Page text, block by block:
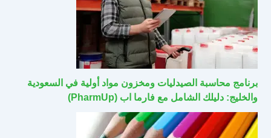
برنامج محاسبة الصيدليات ومخزون مواد أولية في السعودية
والخليج: دليلك الشامل مع فارما اب (PharmUp)